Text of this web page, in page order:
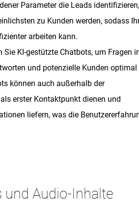
Parameter die Leads identifizieren,
zu Kunden werden, sodass
arbeiten kann.
Sie KI-gestützte Chatbots, um Fragen
und potenzielle Kunden optimal
können auch außerhalb der
erster Kontaktpunkt dienen und
liefern, was die
und Audio-Inhalte